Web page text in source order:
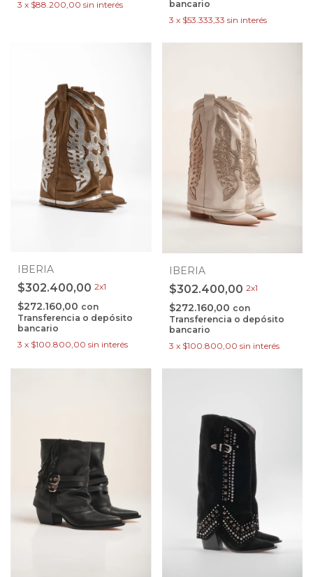
3 x $88.200,00 sin interés
bancario
3 x $53.333,33 sin interés
IBERIA
$302.400,00 2x1
$272.160,00 con
Transferencia o depósito
bancario
3 x $100.800,00 sin interés
IBERIA
$302.400,00 2x1
$272.160,00 con
Transferencia o depósito
bancario
3 x $100.800,00 sin interés